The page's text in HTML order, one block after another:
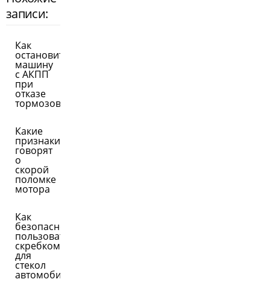
записи:
Как
остановить
машину
с АКПП
при
отказе
тормозов
Какие
признаки
говорят
о
скорой
поломке
мотора
Как
безопасно
пользоваться
скребком
для
стекол
автомобиля